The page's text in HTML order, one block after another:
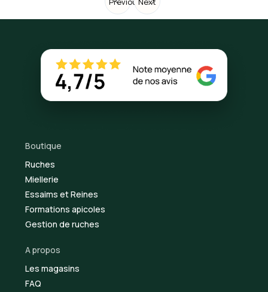
Boutique
Ruches
Miellerie
Essaims et Reines
Formations apicoles
Gestion de ruches
A propos
Les magasins
FAQ